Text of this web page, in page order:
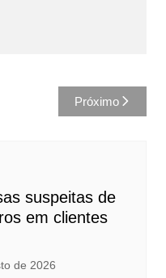
Próximo
suspeitas de
em clientes
de 2026